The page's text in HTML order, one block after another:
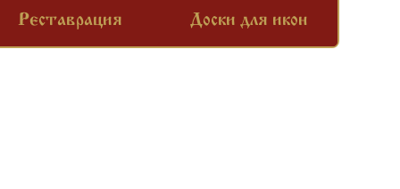
Реставрация Доски для икон